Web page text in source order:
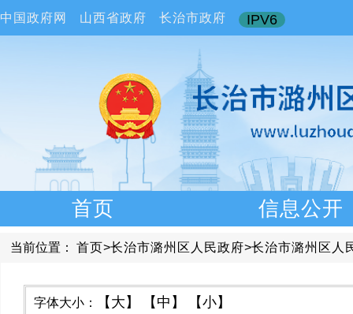
中国政府网 山西省政府 长治市政府 IPV6
首页 信息公开
当前位置： 首页>长治市潞州区人民政府>长治市潞州区人
字体大小： 【大】 【中】 【小】